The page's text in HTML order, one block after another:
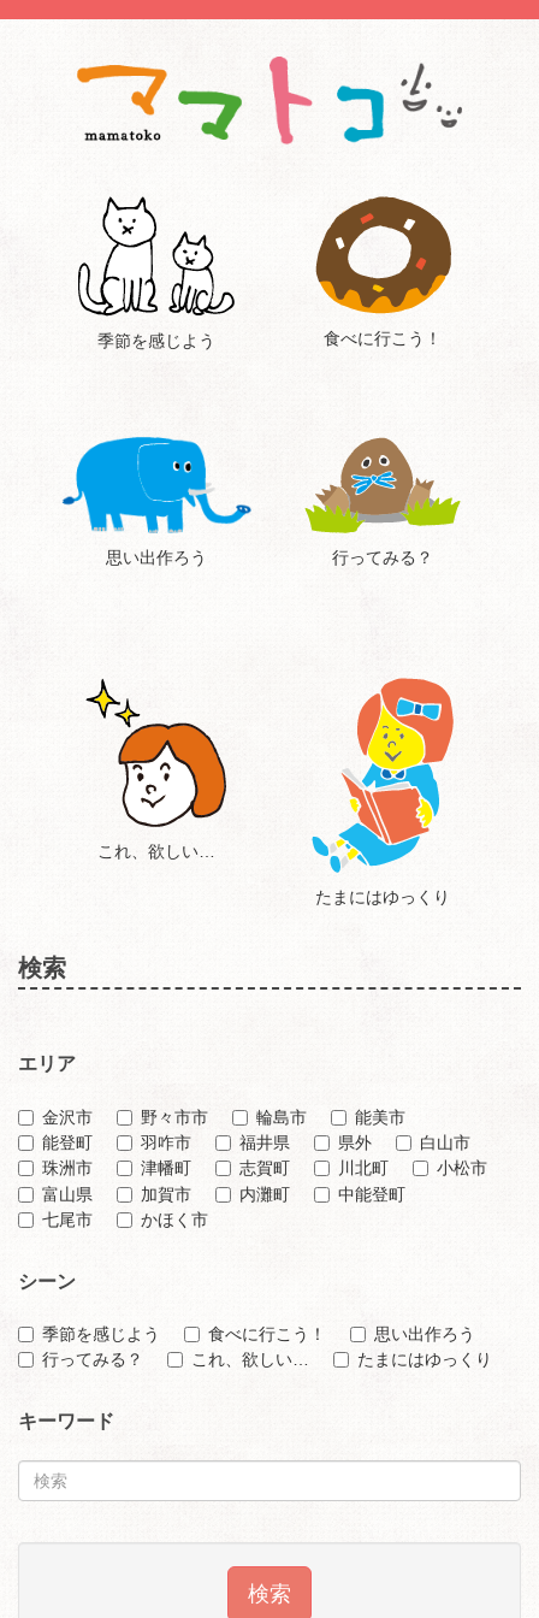
季節を感じよう 食べに行こう！
思い出作ろう 行ってみる？
これ、欲しい…
たまにはゆっくり
検索
エリア
金沢市 野々市市 輪島市
能美市
能登町
羽咋市 福井県 県外
白山市
珠洲市
津幡町 志賀町 川北町
小松市
富山県
加賀市 内灘町
中能登町
七尾市
かほく市
シーン
季節を感じよう 食べに行こう！
思い出作ろう
行ってみる？
これ、欲しい… たまにはゆっくり
キーワード